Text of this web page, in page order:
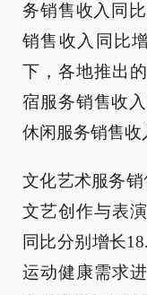
务销售收入同
销售收入同比
下，各地推出
宿服务销售收
休闲服务销售收
文化艺术服务销
文艺创作与表
同比分别增长
运动健康需求